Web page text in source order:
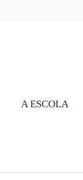
A ESCOLA